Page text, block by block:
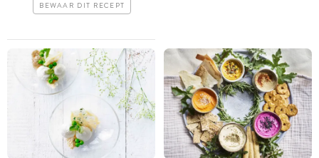
BEWAAR DIT RECEPT